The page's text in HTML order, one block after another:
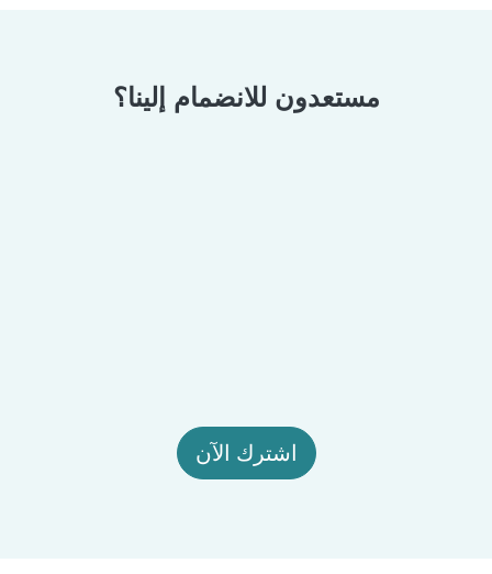
مستعدون للانضمام إلينا؟
اشترك الآن